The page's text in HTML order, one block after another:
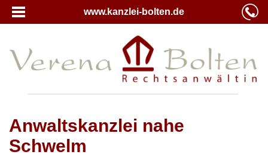
www.kanzlei-bolten.de
Anwaltskanzlei nahe
Schwelm